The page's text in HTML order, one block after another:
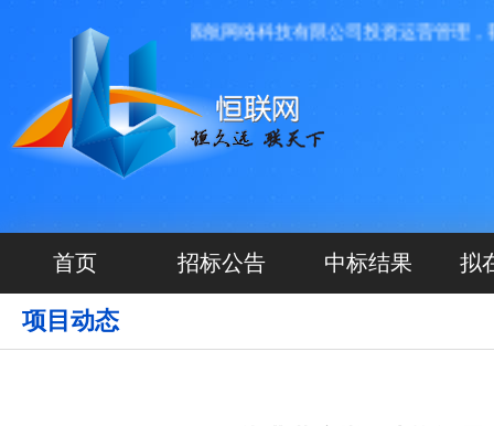
发布平台，由河北源航网络科技有限公司投资运营管理，我
首页 招标公告 中标结果 拟
项目动态